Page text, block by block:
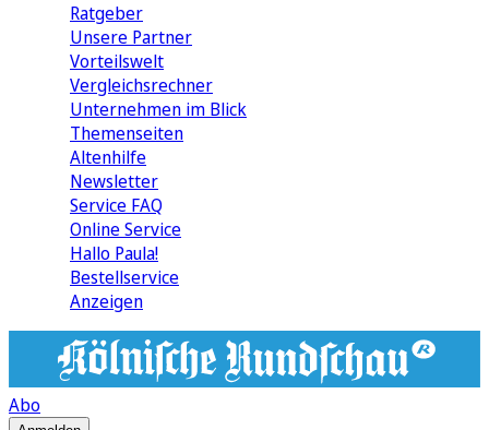
Ratgeber
Unsere Partner
Vorteilswelt
Vergleichsrechner
Unternehmen im Blick
Themenseiten
Altenhilfe
Newsletter
Service FAQ
Online Service
Hallo Paula!
Bestellservice
Anzeigen
Abo